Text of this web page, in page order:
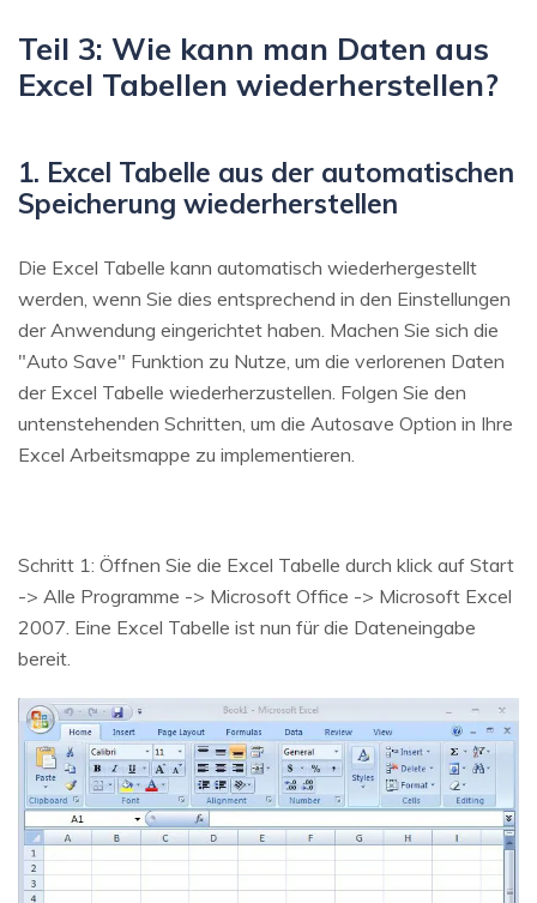
Teil 3: Wie kann man Daten aus
Excel Tabellen wiederherstellen?
1. Excel Tabelle aus der automatischen
Speicherung wiederherstellen
Die Excel Tabelle kann automatisch wiederhergestellt
werden, wenn Sie dies entsprechend in den Einstellungen
der Anwendung eingerichtet haben. Machen Sie sich die
"Auto Save" Funktion zu Nutze, um die verlorenen Daten
der Excel Tabelle wiederherzustellen. Folgen Sie den
untenstehenden Schritten, um die Autosave Option in Ihre
Excel Arbeitsmappe zu implementieren.
Schritt 1: Öffnen Sie die Excel Tabelle durch klick auf Start
-> Alle Programme -> Microsoft Office -> Microsoft Excel
2007. Eine Excel Tabelle ist nun für die Dateneingabe
bereit.